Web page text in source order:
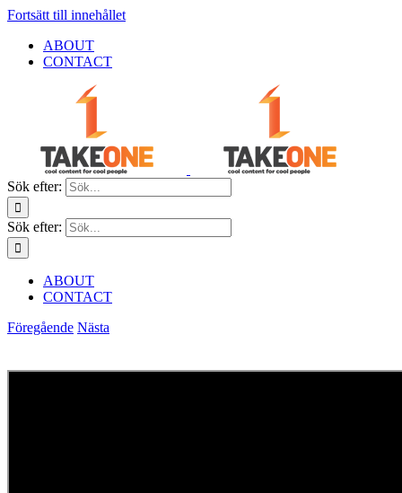
Fortsätt till innehållet
ABOUT
CONTACT
Sök efter:
Sök efter:
ABOUT
CONTACT
Föregående Nästa